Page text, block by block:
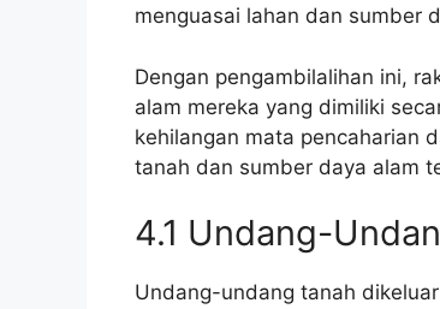
menguasai lahan dan sumber
Dengan pengambilalihan ini,
alam mereka yang dimiliki
kehilangan mata pencaharian
tanah dan sumber daya alam
4.1 Undang-
Undang-undang tanah